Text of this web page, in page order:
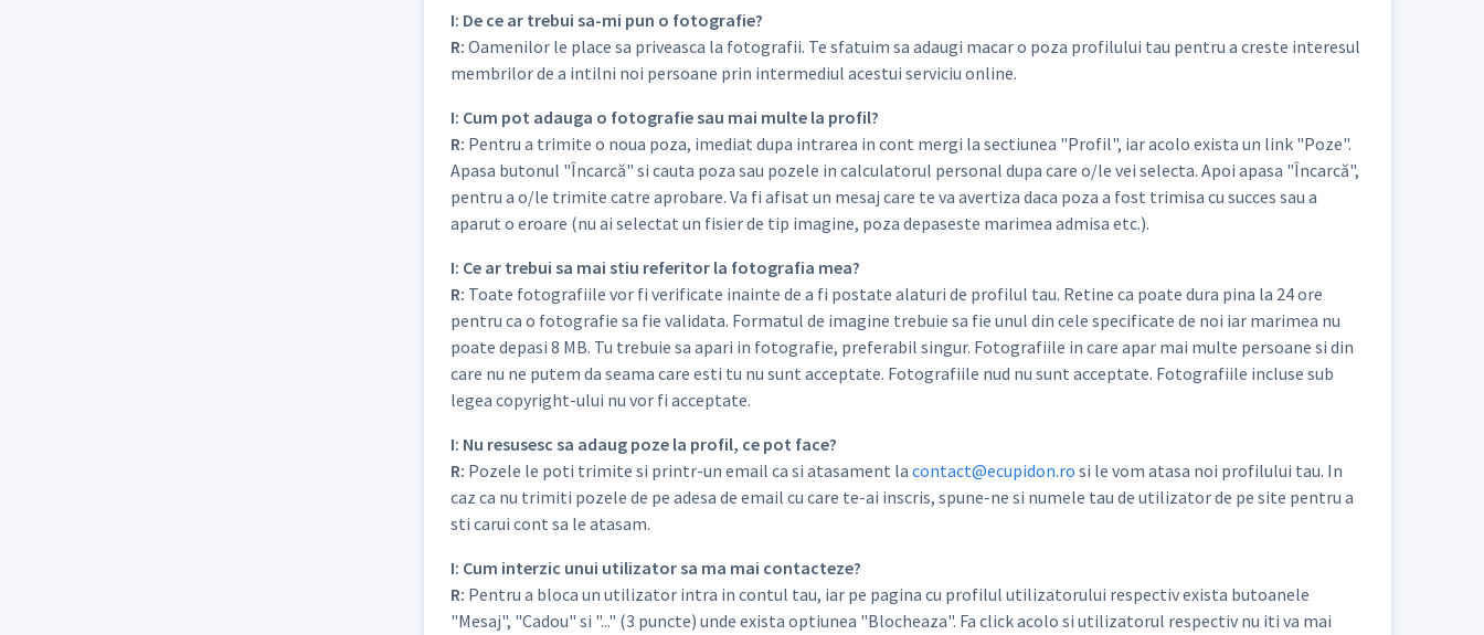
I: De ce ar trebui sa-mi pun o fotografie?
R: Oamenilor le place sa priveasca la fotografii. Te sfatuim sa adaugi macar o poza profilului tau pentru a creste interesul
membrilor de a intilni noi persoane prin intermediul acestui serviciu online.
I: Cum pot adauga o fotografie sau mai multe la profil?
R: Pentru a trimite o noua poza, imediat dupa intrarea in cont mergi la sectiunea "Profil", iar acolo exista un link "Poze".
Apasa butonul "Încarcă" si cauta poza sau pozele in calculatorul personal dupa care o/le vei selecta. Apoi apasa "Încarcă",
pentru a o/le trimite catre aprobare. Va fi afisat un mesaj care te va avertiza daca poza a fost trimisa cu succes sau a
aparut o eroare (nu ai selectat un fisier de tip imagine, poza depaseste marimea admisa etc.).
I: Ce ar trebui sa mai stiu referitor la fotografia mea?
R: Toate fotografiile vor fi verificate inainte de a fi postate alaturi de profilul tau. Retine ca poate dura pina la 24 ore
pentru ca o fotografie sa fie validata. Formatul de imagine trebuie sa fie unul din cele specificate de noi iar marimea nu
poate depasi 8 MB. Tu trebuie sa apari in fotografie, preferabil singur. Fotografiile in care apar mai multe persoane si din
care nu ne putem da seama care esti tu nu sunt acceptate. Fotografiile nud nu sunt acceptate. Fotografiile incluse sub
legea copyright-ului nu vor fi acceptate.
I: Nu resusesc sa adaug poze la profil, ce pot face?
R: Pozele le poti trimite si printr-un email ca si atasament la contact@ecupidon.ro si le vom atasa noi profilului tau. In
caz ca nu trimiti pozele de pe adesa de email cu care te-ai inscris, spune-ne si numele tau de utilizator de pe site pentru a
sti carui cont sa le atasam.
I: Cum interzic unui utilizator sa ma mai contacteze?
R: Pentru a bloca un utilizator intra in contul tau, iar pe pagina cu profilul utilizatorului respectiv exista butoanele
"Mesaj", "Cadou" si "..." (3 puncte) unde exista optiunea "Blocheaza". Fa click acolo si utilizatorul respectiv nu iti va mai